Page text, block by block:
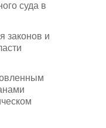
суда в
законов и